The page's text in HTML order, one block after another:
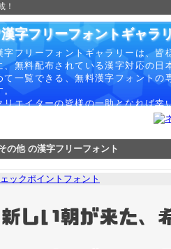
！
漢字フリーフォントギャラ
字フリーフォントギャラリーは、皆
、無料配布されている漢字対応の日
て一覧できる、無料漢字フォントの
。
リエイターの皆様の一助となれば幸
の他 の漢字フリーフォント
ックポイントフォント